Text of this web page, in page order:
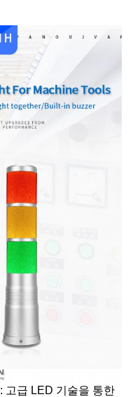
고급 LED 기술을 통한